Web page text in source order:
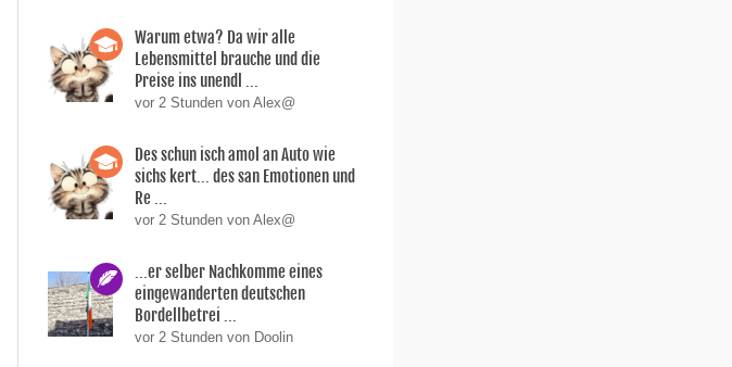
Warum etwa? Da wir alle
Lebensmittel brauche und die
Preise ins unendl ...
vor 2 Stunden von Alex@
Des schun isch amol an Auto wie
sichs kert... des san Emotionen und
Re ...
vor 2 Stunden von Alex@
...er selber Nachkomme eines
eingewanderten deutschen
Bordellbetrei ...
vor 2 Stunden von Doolin